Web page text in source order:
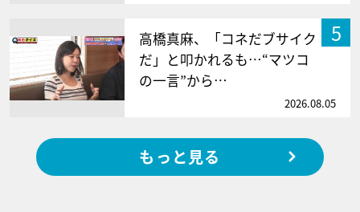
5
高橋真麻、「コネだブサイク
だ」と叩かれるも…“マツコ
の一言”から…
2026.08.05
もっと見る